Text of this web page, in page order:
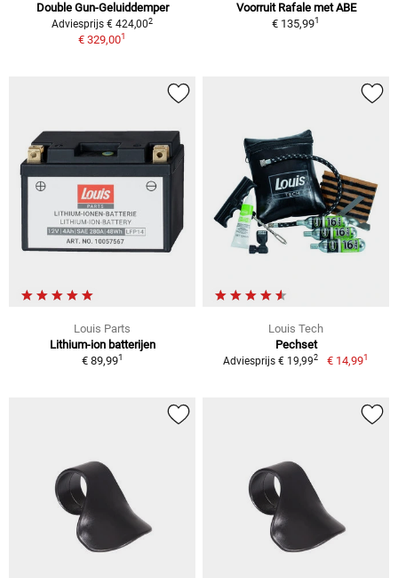
Double Gun-Geluiddemper
Adviesprijs € 424,002
€ 329,001
Voorruit Rafale met ABE
€ 135,991
Louis Parts
Lithium-ion batterijen
€ 89,991
Louis Tech
Pechset
Adviesprijs € 19,992 € 14,991